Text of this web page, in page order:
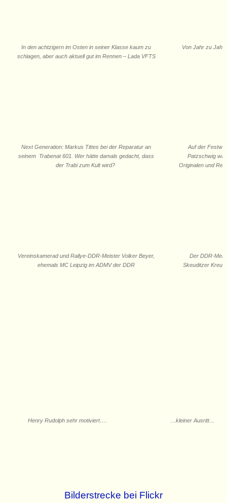
In den achtzigern im Osten in seiner Klasse kaum zu
schlagen, aber auch aktuell gut im Rennen – Lada VFTS
Von Jahr zu Jahr
Next Generation: Markus Tittes bei der Reparatur an
seinem Trabenat 601. Wer hätte damals gedacht, dass
der Trabi zum Kult wird?
Auf der
Patzschwig
Originalen und
Vereinskamerad und Rallye-DDR-Meister Volker Beyer,
ehemals MC Leipzig im ADMV der DDR
Der DDR-
Skeuditzer
Henry Rudolph sehr motiviert…. ..kleiner Ausritt…
Bilderstrecke bei Flickr